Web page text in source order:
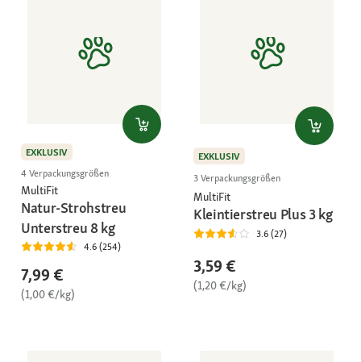
EXKLUSIV
4 Verpackungsgrößen
MultiFit
Natur-Strohstreu
Unterstreu 8 kg
4.6 (254)
7,99 €
(1,00 €/kg)
EXKLUSIV
3 Verpackungsgrößen
MultiFit
Kleintierstreu Plus 3 kg
3.6 (27)
3,59 €
(1,20 €/kg)